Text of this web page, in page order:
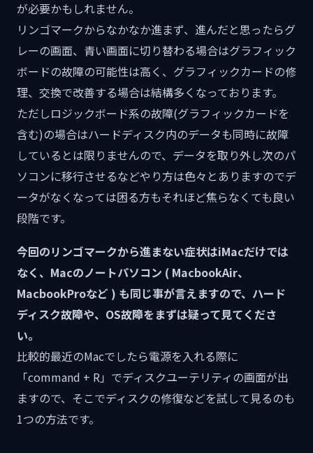
が必要かもしれません。
リンゴマークからなかなか進まず、進んだと思ったらグ
レーの画面、青い画面に切り替わる場合はグラフィック
ボードの故障の可能性は高く、グラフィックカードの修
理、交換で改善する場合は結構多くなっております。
ただしロジックボード系の故障(グラフィックカードを
含む)の場合はハードディスク内のデータも同時に故障
しているとは限りませんので、データを取り外し次のパ
ソコンに移行させるなどやり方は色々とありますのでデ
ータがなくなっては困る方もそれほど焦らなくても良い
段階です。
今回のリンゴマークから進まない症状はiMacだけでは
なく、Macのノートパソコン ( MacbookAir、
MacbookProなど ) も同じ事が言えますので、ハード
ディスク故障や、OS故障をまずは疑って見てくださ
い。
比較的最近のMacでしたら電源を入れる際に
「command + R」でディスクユーテリティの画面が出
ますので、そこでディスクの修復などを試して見るのも
1つの方法です。